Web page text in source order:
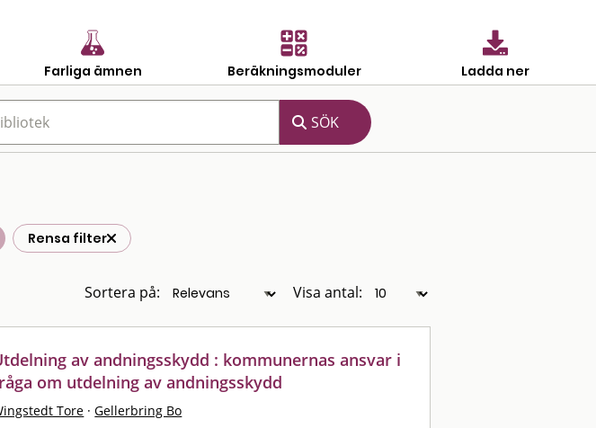
Farliga ämnen Beräkningsmoduler Ladda ner
Rensa filter
Sortera på: Visa antal:
av andningsskydd : kommunernas ansvar i
om utdelning av andningsskydd
Tore · Gellerbring Bo